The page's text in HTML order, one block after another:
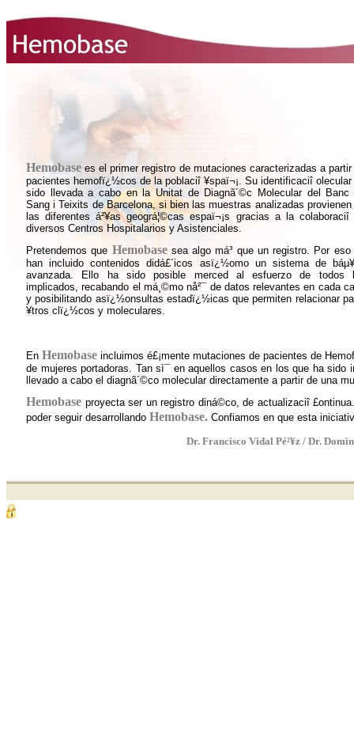
Hemobase es el primer registro de mutaciones caracterizadas a partir
pacientes hemofï¿½cos de la poblaciî ¥spaï¬¡. Su identificaciî ­olecular
sido llevada a cabo en la Unitat de Diagnã´©c Molecular del Banc
Sang i Teixits de Barcelona, si bien las muestras analizadas provienen
las diferentes á²¥as geográ¦©cas espaï¬¡s gracias a la colaboraciî
diversos Centros Hospitalarios y Asistenciales.
Pretendemos que Hemobasesea algo má³ que un registro. Por eso
han incluido contenidos didá£´icos asï¿½omo un sistema de
avanzada. Ello ha sido posible merced al esfuerzo de todos
implicados, recabando el má¸©mo nå²¯ de datos relevantes en cada
y posibilitando asï¿½onsultas estadï¿½icas que permiten relacionar
¥tros clï¿½cos y moleculares.
EnHemobase incluimos é£¡mente mutaciones de pacientes de
de mujeres portadoras. Tan sì¯ en aquellos casos en los que ha sido
llevado a cabo el diagnã´©co molecular directamente a partir de una
Hemobase proyecta ser un registro diná­©co, de actualizaciî
poder seguir desarrollando Hemobase. Confiamos en que esta
Dr. Francisco Vidal Pé²¥z / Dr.